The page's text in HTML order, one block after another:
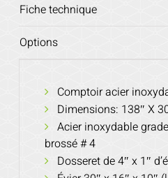
Fiche technique
Options
Comptoir acier
Dimensions: 138″ X
Acier inoxydable
brossé # 4
Dosseret de 4″ x 1″